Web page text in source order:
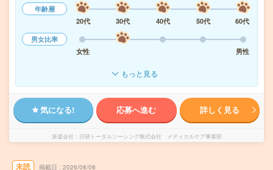
年齢層
20代
30代 40代 50代
60代
男女比率
女性
男性
もっと見る
気になる! 応募へ進む 詳しく見る
派遣会社 日研トータルソーシング株式会社 メディカルケア事業部
未読 掲載日 2026/08/08